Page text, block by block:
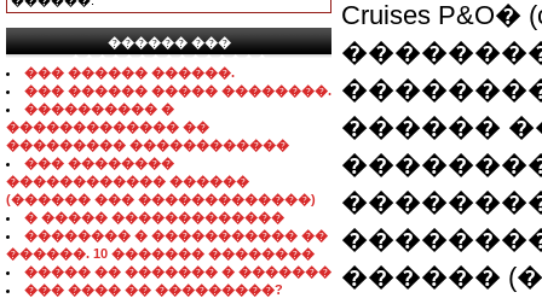
������ ���
���������������
��� ������ ������.
��� ������ ����� ��������.
���������� �
������������� ��
��������� ������������
��� ��������
������������ ������
(������ ��� �������������)
� ����� �������������
�������� � ����������� ��
������. 10 ������� ��������
����� �� ������� � �������
��� ���� �� ���������?
Cruises
������ ��
������